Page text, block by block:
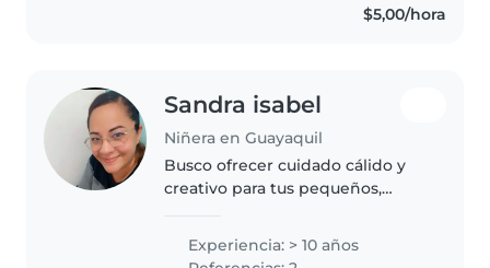
$5,00/hora
Sandra isabel
Niñera en Guayaquil
Busco ofrecer cuidado cálido y
creativo para tus pequeños,
paciencia extra. Con 10 años
ayudando a niños desde
Experiencia: > 10 años